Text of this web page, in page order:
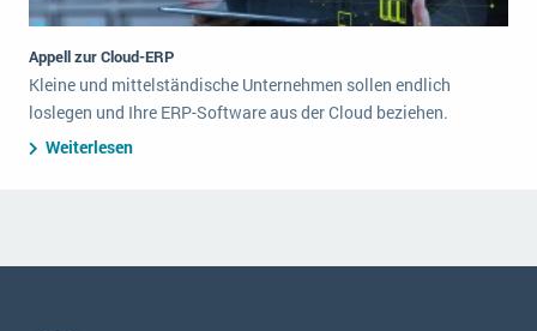
Appell zur Cloud-ERP
Kleine und mittelständische Unternehmen sollen endlich
loslegen und Ihre ERP-Software aus der Cloud beziehen.
Weiterlesen